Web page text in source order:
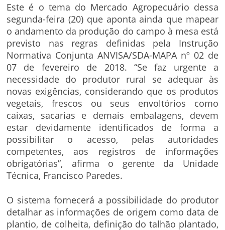
Este é o tema do Mercado Agropecuário dessa
segunda-feira (20) que aponta ainda que mapear
o andamento da produção do campo à mesa está
previsto nas regras definidas pela Instrução
Normativa Conjunta ANVISA/SDA-MAPA nº 02 de
07 de fevereiro de 2018. “Se faz urgente a
necessidade do produtor rural se adequar às
novas exigências, considerando que os produtos
vegetais, frescos ou seus envoltórios como
caixas, sacarias e demais embalagens, devem
estar devidamente identificados de forma a
possibilitar o acesso, pelas autoridades
competentes, aos registros de informações
obrigatórias”, afirma o gerente da Unidade
Técnica, Francisco Paredes.
O sistema fornecerá a possibilidade do produtor
detalhar as informações de origem como data de
plantio, de colheita, definição do talhão plantado,